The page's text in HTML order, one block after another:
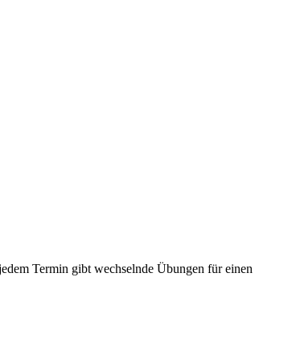
Termin gibt wechselnde Übungen für einen